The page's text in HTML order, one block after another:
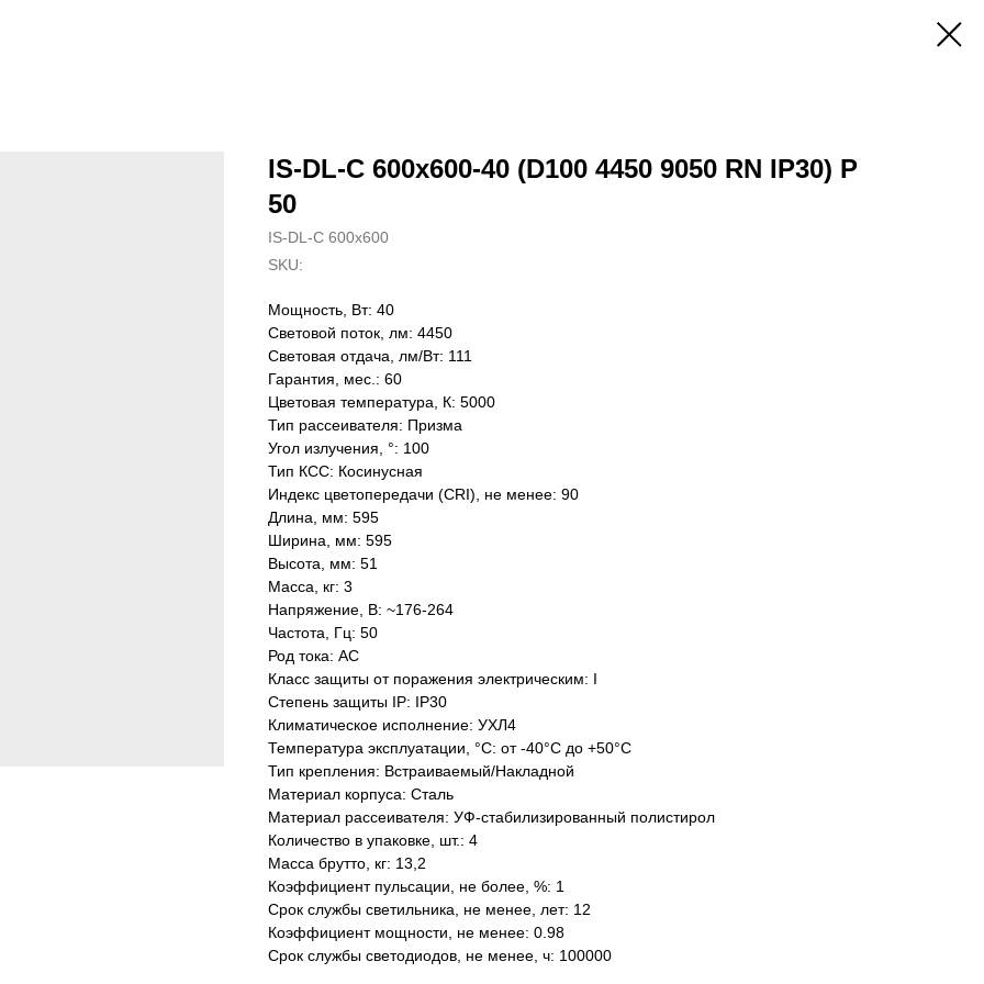
IS-DL-C 600x600-40 (D100 4450 9050 RN IP30) P
50
IS-DL-C 600x600
SKU:
Мощность, Вт: 40
Световой поток, лм: 4450
Световая отдача, лм/Вт: 111
Гарантия, мес.: 60
Цветовая температура, К: 5000
Тип рассеивателя: Призма
Угол излучения, °: 100
Тип КСС: Косинусная
Индекс цветопередачи (CRI), не менее: 90
Длина, мм: 595
Ширина, мм: 595
Высота, мм: 51
Масса, кг: 3
Напряжение, В: ~176-264
Частота, Гц: 50
Род тока: AC
Класс защиты от поражения электрическим: I
Степень защиты IP: IP30
Климатическое исполнение: УХЛ4
Температура эксплуатации, °С: от -40°C до +50°C
Тип крепления: Встраиваемый/Накладной
Материал корпуса: Сталь
Материал рассеивателя: УФ-стабилизированный полистирол
Количество в упаковке, шт.: 4
Масса брутто, кг: 13,2
Коэффициент пульсации, не более, %: 1
Срок службы светильника, не менее, лет: 12
Коэффициент мощности, не менее: 0.98
Срок службы светодиодов, не менее, ч: 100000